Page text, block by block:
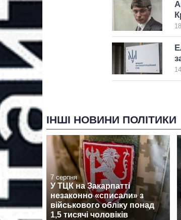
ІНШІ НОВИНИ ПОЛІТИКИ
7 серпня
У ТЦК на Закарпатті
незаконно «списали» з
військового обліку понад
1,5 тисячі чоловіків